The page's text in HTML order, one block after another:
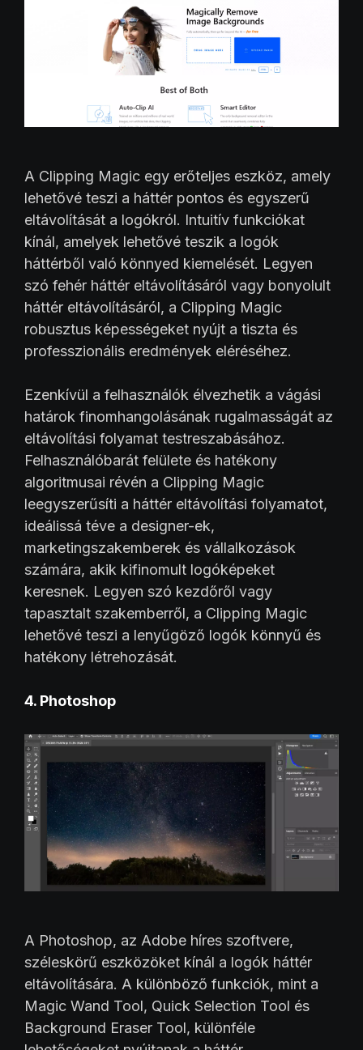
A Clipping Magic egy erőteljes eszköz, amely
lehetővé teszi a háttér pontos és egyszerű
eltávolítását a logókról. Intuitív funkciókat
kínál, amelyek lehetővé teszik a logók
háttérből való könnyed kiemelését. Legyen
szó fehér háttér eltávolításáról vagy bonyolult
háttér eltávolításáról, a Clipping Magic
robusztus képességeket nyújt a tiszta és
professzionális eredmények eléréséhez.
Ezenkívül a felhasználók élvezhetik a vágási
határok finomhangolásának rugalmasságát az
eltávolítási folyamat testreszabásához.
Felhasználóbarát felülete és hatékony
algoritmusai révén a Clipping Magic
leegyszerűsíti a háttér eltávolítási folyamatot,
ideálissá téve a designer-ek,
marketingszakemberek és vállalkozások
számára, akik kifinomult logóképeket
keresnek. Legyen szó kezdőről vagy
tapasztalt szakemberről, a Clipping Magic
lehetővé teszi a lenyűgöző logók könnyű és
hatékony létrehozását.
4. Photoshop
A Photoshop, az Adobe híres szoftvere,
széleskörű eszközöket kínál a logók háttér
eltávolítására. A különböző funkciók, mint a
Magic Wand Tool, Quick Selection Tool és
Background Eraser Tool, különféle